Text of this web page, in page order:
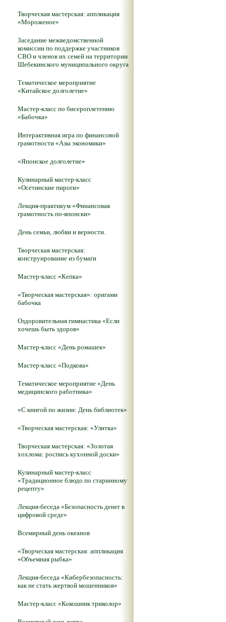
Творческая мастерская: аппликация
«Мороженое»
Заседание межведомственной
комиссии по поддержке участников
СВО и членов их семей на территории
Шебекинского муниципального округа
Тематическое мероприятие
«Китайское долголетие»
Мастер-класс по бисероплетению
«Бабочка»
Интерактивная игра по финансовой
грамотности «Азы экономики»
«Японское долголетие»
Кулинарный мастер-класс
«Осетинские пироги»
Лекция-практикум «Финансовая
грамотность по-японски»
День семьи, любви и верности.
Творческая мастерская:
конструирование из бумаги
Мастер-класс «Кепка»
«Творческая мастерская»: оригами
бабочка
Оздоровительная гимнастика «Если
хочешь быть здоров»
Мастер-класс «День ромашек»
Мастер-класс «Подкова»
Тематическое мероприятие «День
медицинского работника»
«С книгой по жизни: День библиотек»
«Творческая мастерская: «Улитка»
Творческая мастерская: «Золотая
хохлома: роспись кухонной доски»
Кулинарный мастер-класс
«Традиционное блюдо по старинному
рецепту»
Лекция-беседа «Безопасность денег в
цифровой среде»
Всемирный день океанов
«Творческая мастерская: аппликация
«Объемная рыбка»
Лекция-беседа «Кибербезопасность:
как не стать жертвой мошенников»
Мастер-класс «Кокошник триколор»